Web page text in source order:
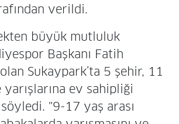
verildi.
büyük mutluluk
Başkanı Fatih
Sukaypark’ta 5 şehir, 11
ev sahipliği
"9-17 yaş arası